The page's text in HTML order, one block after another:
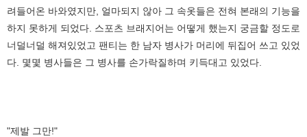
려들어온 바와였지만, 얼마되지 않아 그 속옷들은 전혀 본래의 기능을
하지 못하게 되었다. 스포츠 브래지어는 어떻게 했는지 궁금할 정도로
너덜너덜 해져있었고 팬티는 한 남자 병사가 머리에 뒤집어 쓰고 있었
다. 몇몇 병사들은 그 병사를 손가락질하며 키득대고 있었다.
"제발 그만!"